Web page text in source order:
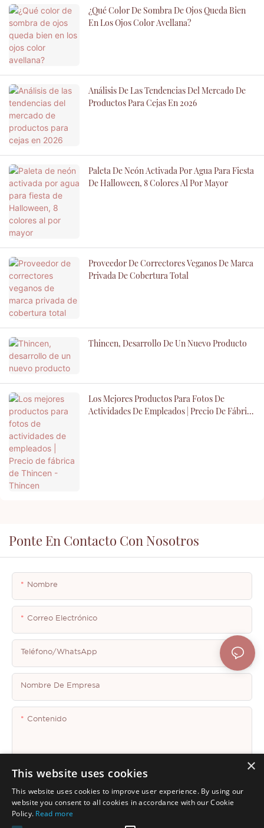
¿Qué Color De Sombra De Ojos Queda Bien
En Los Ojos Color Avellana?
Análisis De Las Tendencias Del Mercado De
Productos Para Cejas En 2026
Paleta De Neón Activada Por Agua Para Fiesta
De Halloween, 8 Colores Al Por Mayor
Proveedor De Correctores Veganos De Marca
Privada De Cobertura Total
Thincen, Desarrollo De Un Nuevo Producto
Los Mejores Productos Para Fotos De
Actividades De Empleados | Precio De Fábrica
Ponte En Contacto Con Nosotros
Nombre
Correo Electrónico
Teléfono/WhatsApp
Nombre De Empresa
Contenido
Enviar Consulta Ahora
×
This website uses cookies
This website uses cookies to improve user experience. By using our
website you consent to all cookies in accordance with our Cookie
Policy. Read more